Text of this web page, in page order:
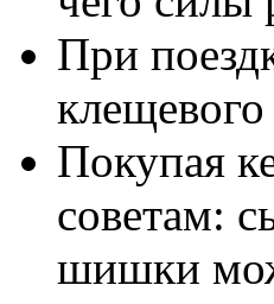
При
Покупая
советам:
шишки